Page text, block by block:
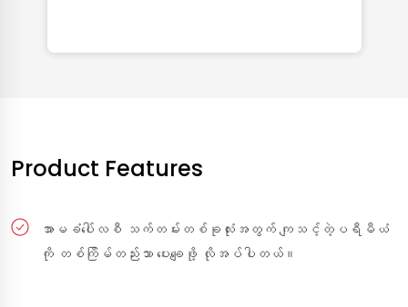
Product Features
အာမခံပေါ်လစီ သက်တမ်းတစ်ခုလုံးအတွက် ကျသင့်တဲ့ပရီမီယံ
ကို တစ်ကြိမ်တည်းသာ ပေးချေဖို့ လိုအပ်ပါတယ်။